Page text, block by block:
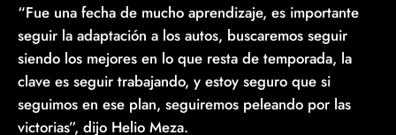
“Fue una fecha de mucho aprendizaje, es importante
seguir la adaptación a los autos, buscaremos seguir
siendo los mejores en lo que resta de temporada, la
clave es seguir trabajando, y estoy seguro que si
seguimos en ese plan, seguiremos peleando por las
victorias”, dijo Helio Meza.